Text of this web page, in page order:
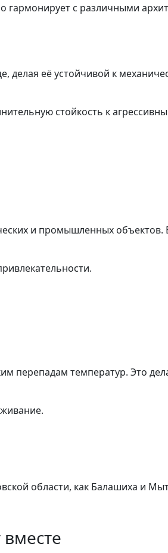
гармонирует с различными
её устойчивой к
стойкость к
и промышленных объектов.
перепадам температур. Это
области, как Балашиха и